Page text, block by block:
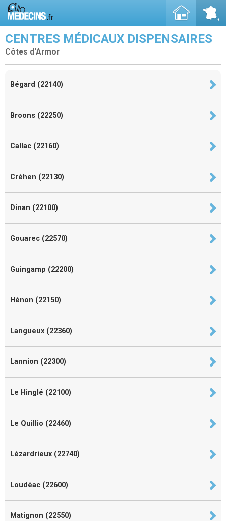
CENTRES MÉDICAUX DISPENSAIRES
Côtes d'Armor
Bégard (22140)
Broons (22250)
Callac (22160)
Créhen (22130)
Dinan (22100)
Gouarec (22570)
Guingamp (22200)
Hénon (22150)
Langueux (22360)
Lannion (22300)
Le Hinglé (22100)
Le Quillio (22460)
Lézardrieux (22740)
Loudéac (22600)
Matignon (22550)